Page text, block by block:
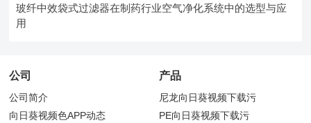
玻纤中效袋式过滤器在制药行业空气净化系统中的选型与应
用
公司
公司简介
向日葵视频色APP动态
产品
尼龙向日葵视频下载污
PE向日葵视频下载污